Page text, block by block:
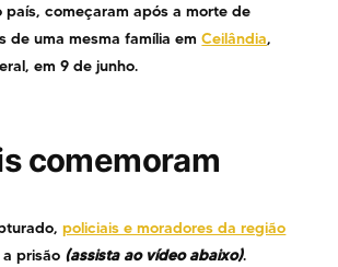
país, começaram após a morte de
de uma mesma família emCeilândia,
em 9 de junho.
comemoram
policiais e moradores da região
a prisão (assista ao vídeo abaixo).